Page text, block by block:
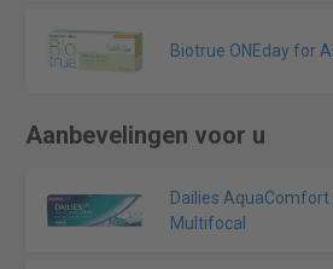
Biotrue ONEday for
Aanbevelingen voor u
Dailies AquaComfort
Multifocal